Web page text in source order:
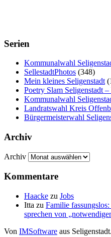
Serien
Kommunalwahl
SellestadtPhotos (348)
Mein kleines Seligenstadt
Poetry Slam Seligenstadt
Kommunalwahl
Landratswahl Kreis
Bürgermeisterwahl
Archiv
Archiv
Kommentare
Haacke zu Jobs
Itta zu Familie
sprechen von
Von IMSoftware aus Seligenstadt.